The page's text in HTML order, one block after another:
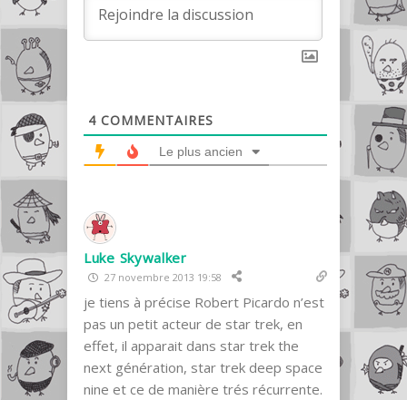
4 COMMENTAIRES
Le plus ancien
Luke Skywalker
27 novembre 2013 19:58
je tiens à précise Robert Picardo n’est
pas un petit acteur de star trek, en
effet, il apparait dans star trek the
next génération, star trek deep space
nine et ce de manière trés récurrente.